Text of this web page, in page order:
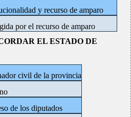
y recurso de amparo
por el recurso de amparo
EL ESTADO DE
civil de la provincia
de los diputados